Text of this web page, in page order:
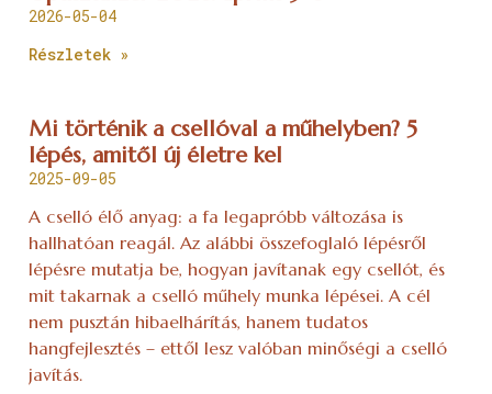
2026-05-04
Részletek »
Mi történik a csellóval a műhelyben? 5
lépés, amitől új életre kel
2025-09-05
A cselló élő anyag: a fa legapróbb változása is
hallhatóan reagál. Az alábbi összefoglaló lépésről
lépésre mutatja be, hogyan javítanak egy csellót, és
mit takarnak a cselló műhely munka lépései. A cél
nem pusztán hibaelhárítás, hanem tudatos
hangfejlesztés – ettől lesz valóban minőségi a cselló
javítás.